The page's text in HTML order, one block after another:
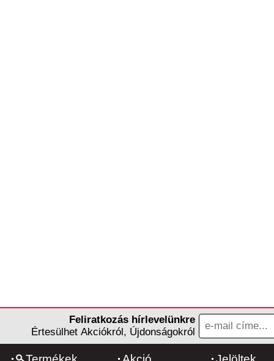
Feliratkozás hírlevelünkre
Értesülhet Akciókról, Újdonságokról